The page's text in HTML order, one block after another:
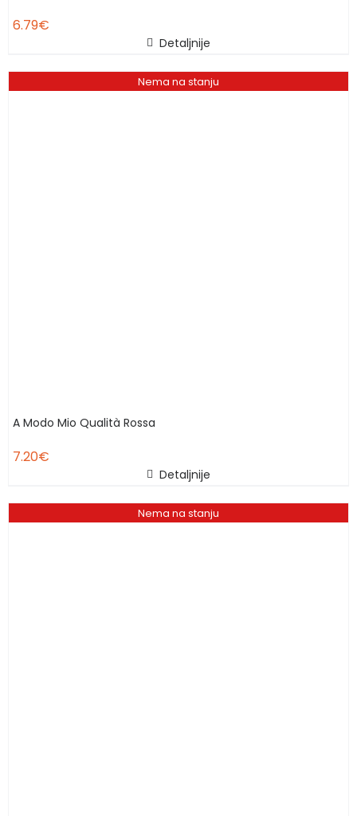
6.79€
Detaljnije
Nema na stanju
A Modo Mio Qualità Rossa
7.20€
Detaljnije
Nema na stanju